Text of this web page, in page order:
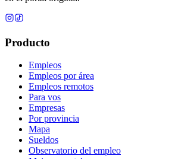
Producto
Empleos
Empleos por área
Empleos remotos
Para vos
Empresas
Por provincia
Mapa
Sueldos
Observatorio del empleo